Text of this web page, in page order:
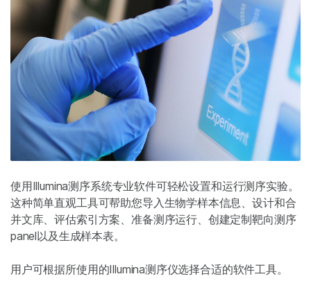
使用Illumina测序系统专业软件可轻松设置和运行测序实验。
这种简单直观工具可帮助您导入生物学样本信息、设计和合
并文库、评估索引方案、准备测序运行、创建定制靶向测序
panel以及生成样本表。
用户可根据所使用的Illumina测序仪选择合适的软件工具。